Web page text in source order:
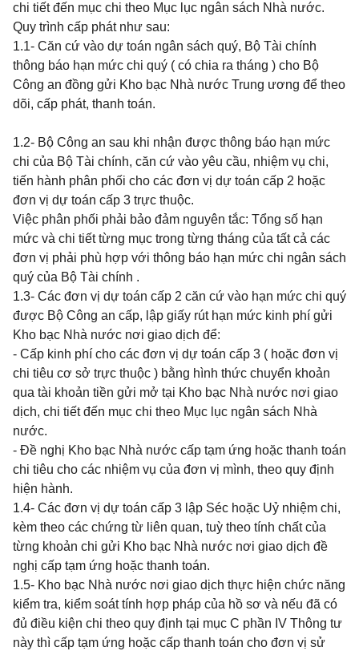
chi tiết đến mục chi theo Mục lục ngân sách Nhà nước.
Quy trình cấp phát như sau:
1.1- Căn cứ vào dự toán ngân sách quý, Bộ Tài chính
thông báo hạn mức chi quý ( có chia ra tháng ) cho Bộ
Công an đồng gửi Kho bạc Nhà nước Trung ương để theo
dõi, cấp phát, thanh toán.
1.2- Bộ Công an sau khi nhận được thông báo hạn mức
chi của Bộ Tài chính, căn cứ vào yêu cầu, nhiệm vụ chi,
tiến hành phân phối cho các đơn vị dự toán cấp 2 hoặc
đơn vị dự toán cấp 3 trực thuộc.
Việc phân phối phải bảo đảm nguyên tắc: Tổng số hạn
mức và chi tiết từng mục trong từng tháng của tất cả các
đơn vị phải phù hợp với thông báo hạn mức chi ngân sách
quý của Bộ Tài chính .
1.3- Các đơn vị dự toán cấp 2 căn cứ vào hạn mức chi quý
được Bộ Công an cấp, lập giấy rút hạn mức kinh phí gửi
Kho bạc Nhà nước nơi giao dịch để:
- Cấp kinh phí cho các đơn vị dự toán cấp 3 ( hoặc đơn vị
chi tiêu cơ sở trực thuộc ) bằng hình thức chuyển khoản
qua tài khoản tiền gửi mở tại Kho bạc Nhà nước nơi giao
dịch, chi tiết đến mục chi theo Mục lục ngân sách Nhà
nước.
- Đề nghị Kho bạc Nhà nước cấp tạm ứng hoặc thanh toán
chi tiêu cho các nhiệm vụ của đơn vị mình, theo quy định
hiện hành.
1.4- Các đơn vị dự toán cấp 3 lập Séc hoặc Uỷ nhiệm chi,
kèm theo các chứng từ liên quan, tuỳ theo tính chất của
từng khoản chi gửi Kho bạc Nhà nước nơi giao dịch đề
nghị cấp tạm ứng hoặc thanh toán.
1.5- Kho bạc Nhà nước nơi giao dịch thực hiện chức năng
kiểm tra, kiểm soát tính hợp pháp của hồ sơ và nếu đã có
đủ điều kiện chi theo quy định tại mục C phần IV Thông tư
này thì cấp tạm ứng hoặc cấp thanh toán cho đơn vị sử